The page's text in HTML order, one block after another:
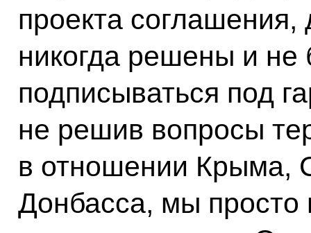
проекта соглашения,
никогда решены и не
подписываться под
не решив вопросы
в отношении Крыма,
Донбасса, мы